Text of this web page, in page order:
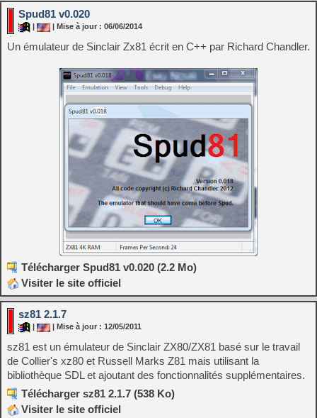
Spud81 v0.020
| Mise à jour : 06/06/2014
Un émulateur de Sinclair Zx81 écrit en C++ par Richard Chandler.
Télécharger Spud81 v0.020 (2.2 Mo)
Visiter le site officiel
sz81 2.1.7
| Mise à jour : 12/05/2011
sz81 est un émulateur de Sinclair ZX80/ZX81 basé sur le travail
de Collier's xz80 et Russell Marks Z81 mais utilisant la
bibliothèque SDL et ajoutant des fonctionnalités supplémentaires.
Télécharger sz81 2.1.7 (538 Ko)
Visiter le site officiel